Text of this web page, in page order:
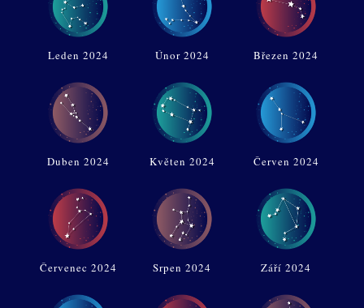
Leden 2024 Únor 2024 Březen 2024
Duben 2024 Květen 2024 Červen 2024
Červenec 2024 Srpen 2024 Září 2024